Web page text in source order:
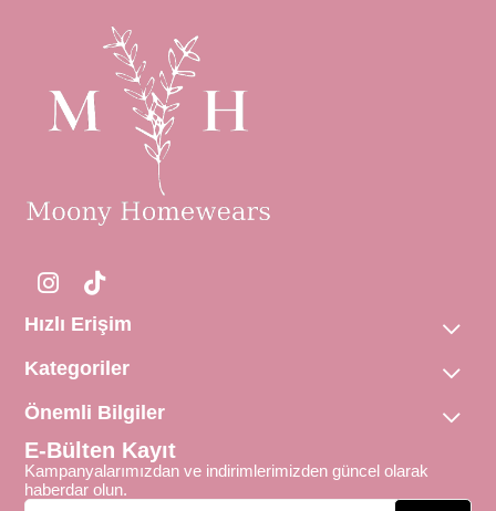
Hızlı Erişim
Kategoriler
Önemli Bilgiler
E-Bülten Kayıt
Kampanyalarımızdan ve indirimlerimizden güncel olarak
haberdar olun.